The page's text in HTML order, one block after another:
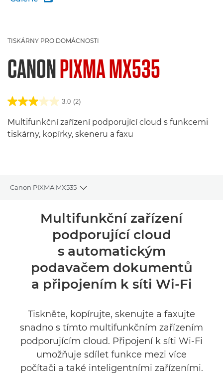
TISKÁRNY PRO DOMÁCNOSTI
CANONPIXMA MX535
3.0 (2)
Multifunkční zařízení podporující cloud s funkcemi
tiskárny, kopírky, skeneru a faxu
Canon PIXMA MX535
Toggle breadcrumbs
Podpora
Multifunkční zařízení
podporující cloud
s automatickým
podavačem dokumentů
a připojením k síti Wi-Fi
Tiskněte, kopírujte, skenujte a faxujte
snadno s tímto multifunkčním zařízením
podporujícím cloud. Připojení k síti Wi-Fi
umožňuje sdílet funkce mezi více
počítači a také inteligentními zařízeními.